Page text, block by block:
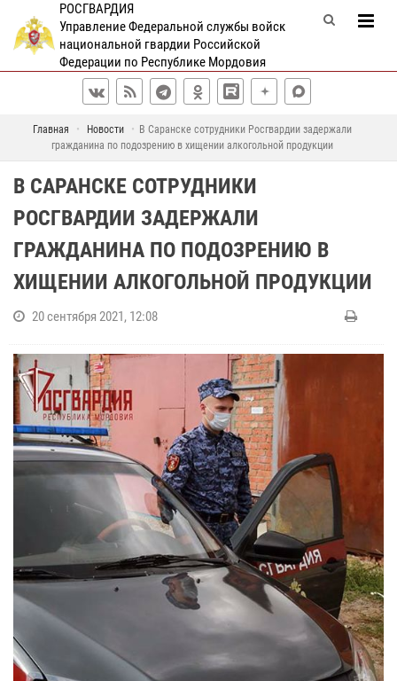
РОСГВАРДИЯ
Управление Федеральной службы войск
национальной гвардии Российской
Федерации по Республике Мордовия
Главная Новости
В Саранске сотрудники Росгвардии задержали
гражданина по подозрению в хищении алкогольной продукции
В САРАНСКЕ СОТРУДНИКИ
РОСГВАРДИИ ЗАДЕРЖАЛИ
ГРАЖДАНИНА ПО ПОДОЗРЕНИЮ В
ХИЩЕНИИ АЛКОГОЛЬНОЙ ПРОДУКЦИИ
20 сентября 2021, 12:08